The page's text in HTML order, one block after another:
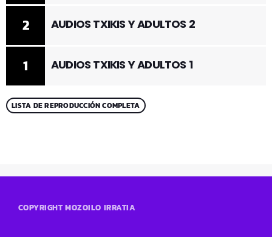
1 AUDIOS TXIKIS Y ADULTOS 1
2 AUDIOS TXIKIS Y ADULTOS 2
LISTA DE REPRODUCCIÓN COMPLETA
COPYRIGHT MOZOILO IRRATIA